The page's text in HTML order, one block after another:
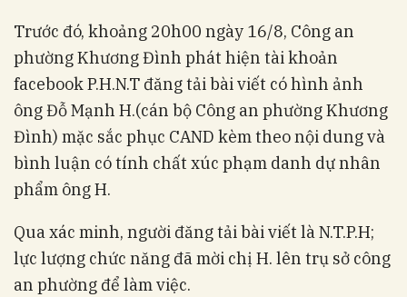
Trước đó, khoảng 20h00 ngày 16/8, Công an
phường Khương Đình phát hiện tài khoản
facebook P.H.N.T đăng tải bài viết có hình ảnh
ông Đỗ Mạnh H.(cán bộ Công an phường Khương
Đình) mặc sắc phục CAND kèm theo nội dung và
bình luận có tính chất xúc phạm danh dự nhân
phẩm ông H.
Qua xác minh, người đăng tải bài viết là N.T.P.H;
lực lượng chức năng đã mời chị H. lên trụ sở công
an phường để làm việc.